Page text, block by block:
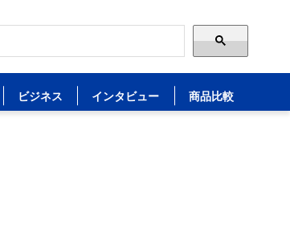
ビジネス インタビュー 商品比較